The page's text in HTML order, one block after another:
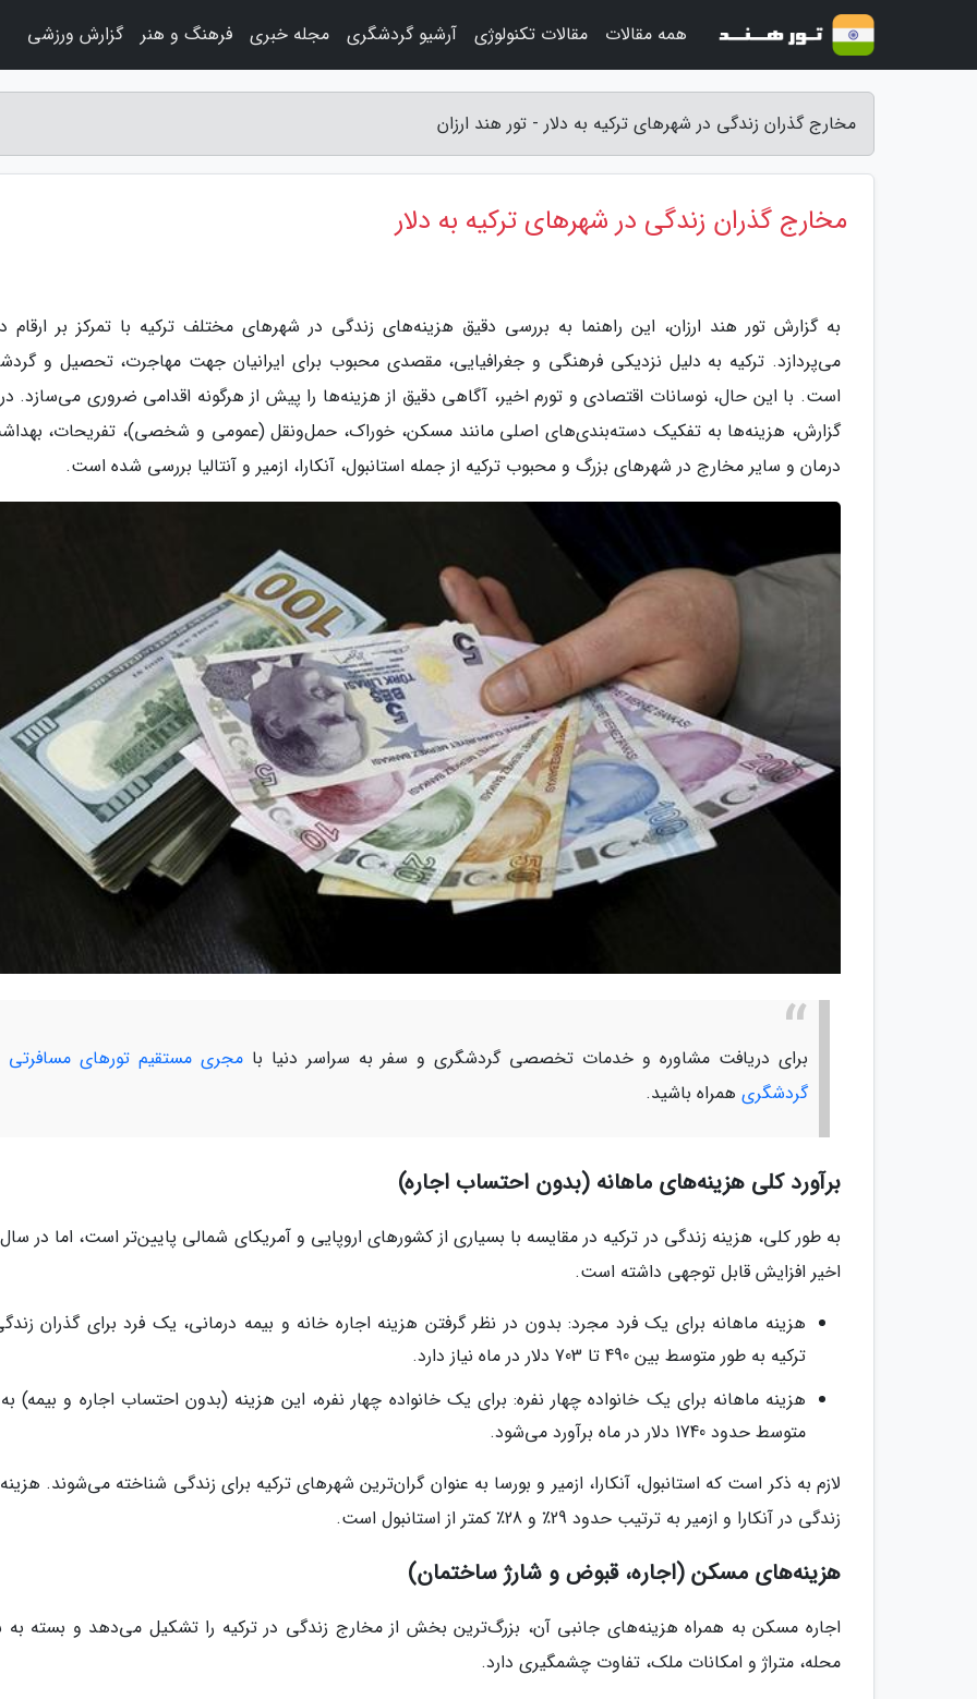
مخارج گذران زندگی در شهرهای ترکیه به دلار - تور هند ارزان
مخارج گذران زندگی در شهرهای ترکیه به دلار
به گزارش تور هند ارزان، این راهنما به بررسی دقیق هزینه‌های زندگی در شهرهای مختلف ترکیه با تمرکز بر ارقام
می‌پردازد. ترکیه به دلیل نزدیکی فرهنگی و جغرافیایی، مقصدی محبوب برای ایرانیان جهت مهاجرت، تحصیل و
است. با این حال، نوسانات اقتصادی و تورم اخیر، آگاهی دقیق از هزینه‌ها را پیش از هرگونه اقدامی ضروری می‌سازد.
گزارش، هزینه‌ها به تفکیک دسته‌بندی‌های اصلی مانند مسکن، خوراک، حمل‌ونقل (عمومی و شخصی)، تفریحات،
درمان و سایر مخارج در شهرهای بزرگ و محبوب ترکیه از جمله استانبول، آنکارا، ازمیر و آنتالیا بررسی شده است.
برای دریافت مشاوره و خدمات تخصصی گردشگری و سفر به سراسر دنیا بامجری مستقیم تورهای مسافرتی
گردشگری همراه باشید.
برآورد کلی هزینه‌های ماهانه (بدون احتساب اجاره)
به طور کلی، هزینه زندگی در ترکیه در مقایسه با بسیاری از کشورهای اروپایی و آمریکای شمالی پایین‌تر است، اما در
اخیر افزایش قابل توجهی داشته است.
هزینه ماهانه برای یک فرد مجرد: بدون در نظر گرفتن هزینه اجاره خانه و بیمه درمانی، یک فرد برای گذران
ترکیه به طور متوسط بین 490 تا 703 دلار در ماه نیاز دارد.
هزینه ماهانه برای یک خانواده چهار نفره: برای یک خانواده چهار نفره، این هزینه (بدون احتساب اجاره و بیمه)
متوسط حدود 1740 دلار در ماه برآورد می‌شود.
لازم به ذکر است که استانبول، آنکارا، ازمیر و بورسا به عنوان گران‌ترین شهرهای ترکیه برای زندگی شناخته می‌شوند.
زندگی در آنکارا و ازمیر به ترتیب حدود 29٪ و 28٪ کمتر از استانبول است.
هزینه‌های مسکن (اجاره، قبوض و شارژ ساختمان)
اجاره مسکن به همراه هزینه‌های جانبی آن، بزرگ‌ترین بخش از مخارج زندگی در ترکیه را تشکیل می‌دهد و بسته به
محله، متراژ و امکانات ملک، تفاوت چشمگیری دارد.
همه مقالات مقالات تکنولوژی آرشیو گردشگری مجله خبری فرهنگ و هنر گزارش ورزشی